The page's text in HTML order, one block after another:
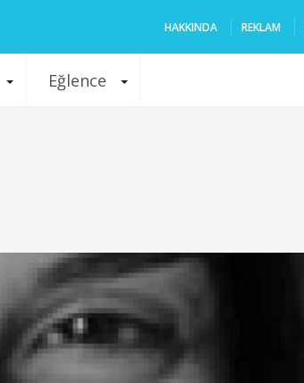
HAKKINDA REKLAM
Eğlence